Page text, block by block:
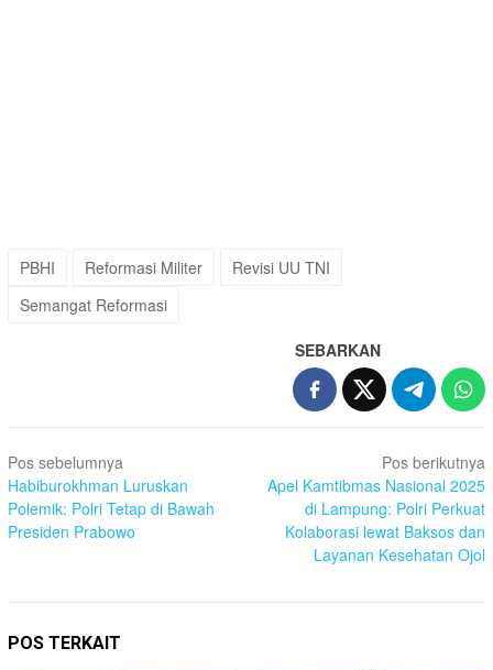
PBHI Reformasi Militer
Revisi UU TNI
Semangat Reformasi
SEBARKAN
Navigasi
pos
Pos sebelumnya
Habiburokhman Luruskan
Polemik: Polri Tetap di Bawah
Presiden Prabowo
Pos berikutnya
Apel Kamtibmas Nasional 2025
di Lampung: Polri Perkuat
Kolaborasi lewat Baksos dan
Layanan Kesehatan Ojol
POS TERKAIT